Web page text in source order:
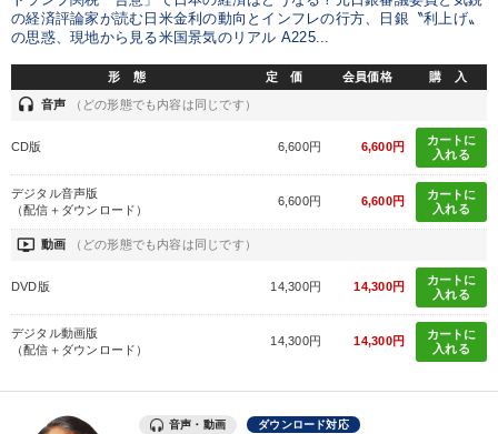
の経済評論家が読む日米金利の動向とインフレの行方、日銀〝利上げ〟
の思惑、現地から見る米国景気のリアル A225...
形 態 定 価 会員価格 購 入
headset 音声 （どの形態でも内容は同じです）
CD版 6,600円 6,600円
カートに
入れる
デジタル音声版
（配信＋ダウンロード）
6,600円 6,600円
カートに
入れる
ondemand_video 動画 （どの形態でも内容は同じです）
DVD版 14,300円 14,300円
カートに
入れる
デジタル動画版
（配信＋ダウンロード）
14,300円 14,300円
カートに
入れる
音声・動画 ダウンロード対応